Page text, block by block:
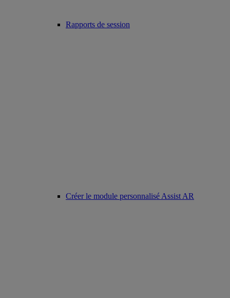
Rapports de session
Créer le module personnalisé Assist AR